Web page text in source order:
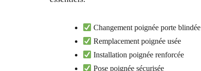
Changement poignée porte blindée
Remplacement poignée usée
Installation poignée renforcée
Pose poignée sécurisée